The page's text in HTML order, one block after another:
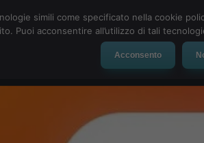
Social Network
simili come specificato nella cookie
Puoi acconsentire all’utilizzo di tali
Acconsento